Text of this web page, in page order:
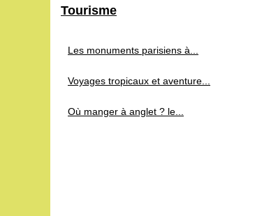
Tourisme
Les monuments parisiens à...
Voyages tropicaux et aventure...
Où manger à anglet ? le...